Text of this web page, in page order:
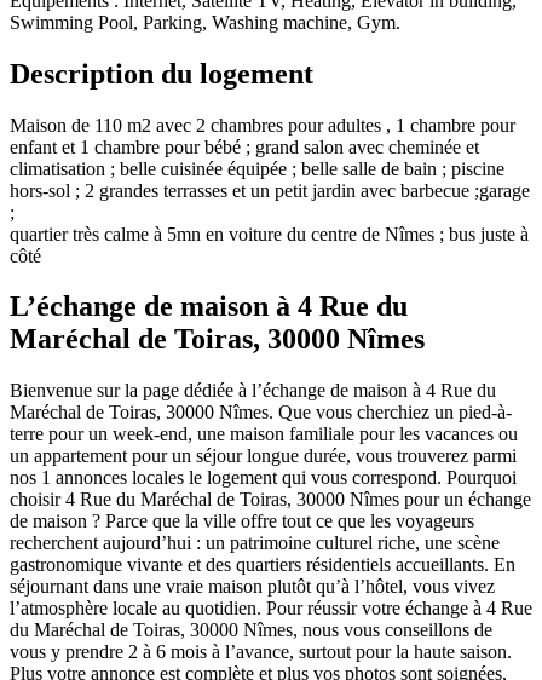
Swimming Pool, Parking, Washing machine, Gym.
Description du logement
Maison de 110 m2 avec 2 chambres pour adultes , 1 chambre pour
enfant et 1 chambre pour bébé ; grand salon avec cheminée et
climatisation ; belle cuisinée équipée ; belle salle de bain ; piscine
hors-sol ; 2 grandes terrasses et un petit jardin avec barbecue ;garage
;
quartier très calme à 5mn en voiture du centre de Nîmes ; bus juste à
côté
L’échange de maison à 4 Rue du
Maréchal de Toiras, 30000 Nîmes
Bienvenue sur la page dédiée à l’échange de maison à 4 Rue du
Maréchal de Toiras, 30000 Nîmes. Que vous cherchiez un pied-à-
terre pour un week-end, une maison familiale pour les vacances ou
un appartement pour un séjour longue durée, vous trouverez parmi
nos 1 annonces locales le logement qui vous correspond. Pourquoi
choisir 4 Rue du Maréchal de Toiras, 30000 Nîmes pour un échange
de maison ? Parce que la ville offre tout ce que les voyageurs
recherchent aujourd’hui : un patrimoine culturel riche, une scène
gastronomique vivante et des quartiers résidentiels accueillants. En
séjournant dans une vraie maison plutôt qu’à l’hôtel, vous vivez
l’atmosphère locale au quotidien. Pour réussir votre échange à 4 Rue
du Maréchal de Toiras, 30000 Nîmes, nous vous conseillons de
vous y prendre 2 à 6 mois à l’avance, surtout pour la haute saison.
Plus votre annonce est complète et plus vos photos sont soignées,